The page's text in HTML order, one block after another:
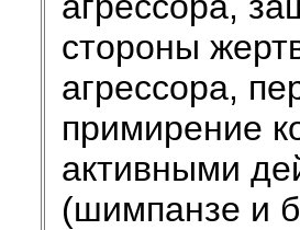
стороны
агрессора,
примирение
активными
(шимпанзе и